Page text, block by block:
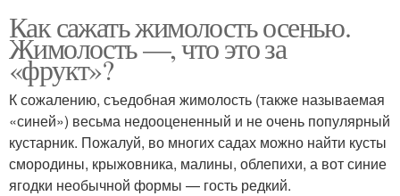
Как сажать жимолость осенью.
Жимолость —, что это за
«фрукт»?
К сожалению, съедобная жимолость (также называемая
«синей») весьма недооцененный и не очень популярный
кустарник. Пожалуй, во многих садах можно найти кусты
смородины, крыжовника, малины, облепихи, а вот синие
ягодки необычной формы — гость редкий.